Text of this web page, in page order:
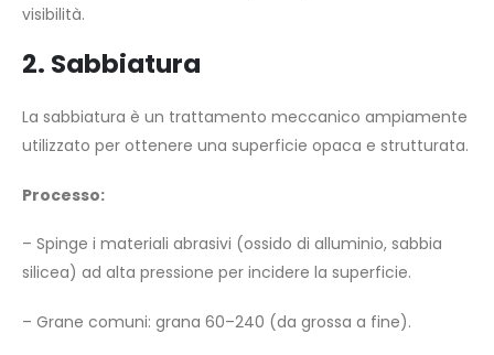
visibilità.
2. Sabbiatura
La sabbiatura è un trattamento meccanico ampiamente
utilizzato per ottenere una superficie opaca e strutturata.
Processo:
– Spinge i materiali abrasivi (ossido di alluminio, sabbia
silicea) ad alta pressione per incidere la superficie.
– Grane comuni: grana 60–240 (da grossa a fine).